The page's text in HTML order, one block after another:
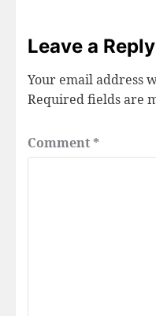
Leave a Reply
Your email address
Required fields are
Comment *